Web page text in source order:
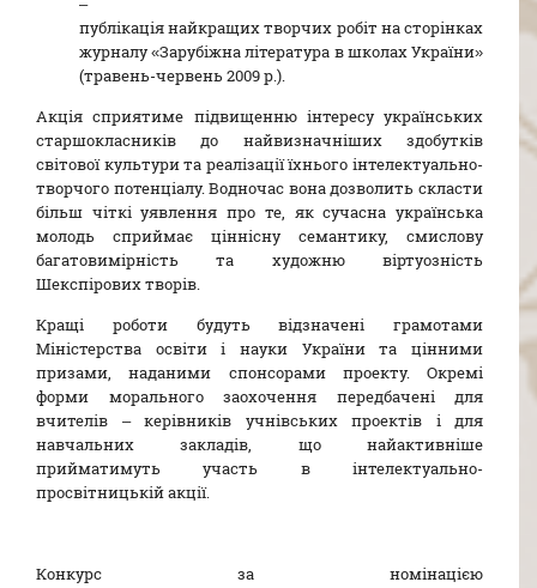
публікація найкращих творчих робіт на сторінках
журналу «Зарубіжна література в школах України»
(травень-червень 2009 р.).
Акція сприятиме підвищенню інтересу українських
старшокласників до найвизначніших здобутків
світової культури та реалізації їхнього інтелектуально-
творчого потенціалу. Водночас вона дозволить скласти
більш чіткі уявлення про те, як сучасна українська
молодь сприймає ціннісну семантику, смислову
багатовимірність та художню віртуозність
Шекспірових творів.
Кращі роботи будуть відзначені грамотами
Міністерства освіти і науки України та цінними
призами, наданими спонсорами проекту. Окремі
форми морального заохочення передбачені для
вчителів – керівників учнівських проектів і для
навчальних закладів, що найактивніше
прийматимуть участь в інтелектуально-
просвітницькій акції.
Конкурс за номінацією